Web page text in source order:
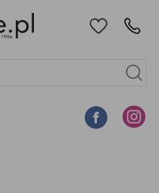
UlubioneKontakt
Szukaj
Facebook